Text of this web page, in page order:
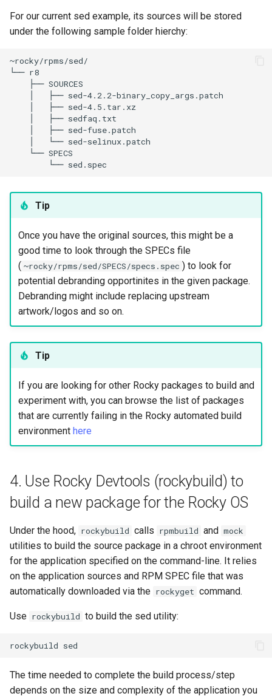
For our current sed example, its sources will be stored
under the following sample folder hierchy:
~rocky/rpms/sed/
└──
├──
├──
├──
├──
├──
└──
└──
└──
Tip
Once you have the original sources, this might be a
good time to look through the SPECs file
( ~rocky/rpms/sed/SPECS/specs.spec ) to look for
potential debranding opportinites in the given package.
Debranding might include replacing upstream
artwork/logos and so on.
Tip
If you are looking for other Rocky packages to build and
experiment with, you can browse the list of packages
that are currently failing in the Rocky automated build
environment here
4. Use Rocky Devtools (rockybuild) to
build a new package for the Rocky OS
Under the hood, rockybuild calls rpmbuild and mock
utilities to build the source package in a chroot environment
for the application specified on the command-line. It relies
on the application sources and RPM SPEC file that was
automatically downloaded via the rockyget command.
Use rockybuild to build the sed utility:
rockybuild
The time needed to complete the build process/step
depends on the size and complexity of the application you